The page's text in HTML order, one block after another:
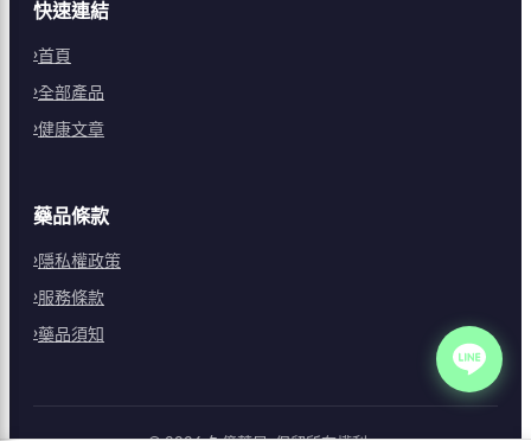
快速連結
首頁
全部產品
健康文章
藥品條款
隱私權政策
服務條款
藥品須知